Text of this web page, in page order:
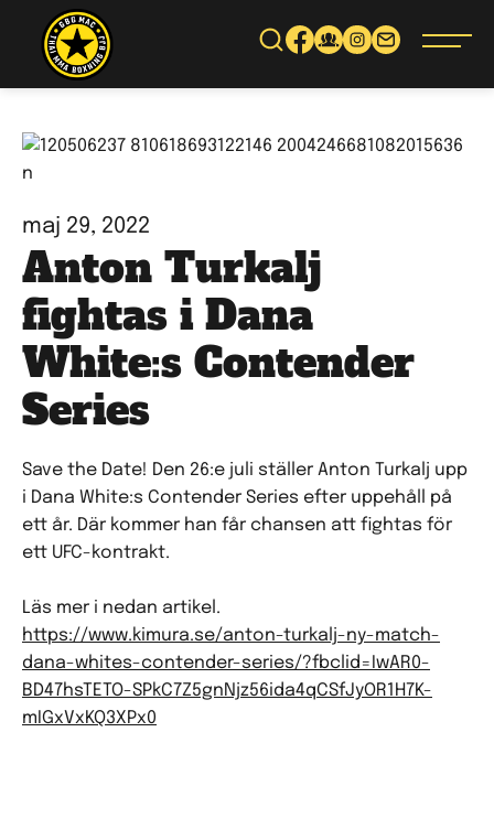
vidare
maj 29, 2022
Anton Turkalj
fightas i Dana
White:s Contender
Series
Save the Date! Den 26:e juli ställer Anton Turkalj upp
i Dana White:s Contender Series efter uppehåll på
ett år. Där kommer han får chansen att fightas för
ett UFC-kontrakt.
Läs mer i nedan artikel.
https://www.kimura.se/anton-turkalj-ny-match-
dana-whites-contender-series/?fbclid=IwAR0-
BD47hsTETO-SPkC7Z5gnNjz56ida4qCSfJyOR1H7K-
mIGxVxKQ3XPx0